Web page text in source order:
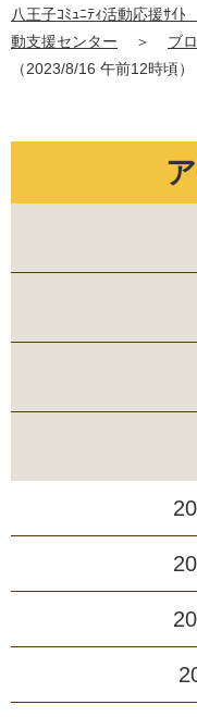
八王子ｺﾐｭﾆﾃｨ活動応援ｻｲ
動支援センター
＞ ブ
（2023/8/16 午前12時頃）